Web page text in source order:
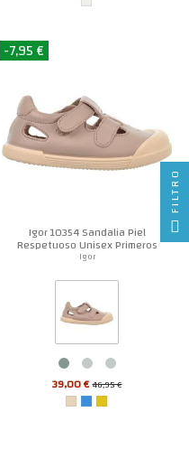
-7,95 €
Igor 10354 Sandalia Piel
Respetuoso Unisex Primeros
Pasos
Igor
39,00 €46,95 €
FILTRO